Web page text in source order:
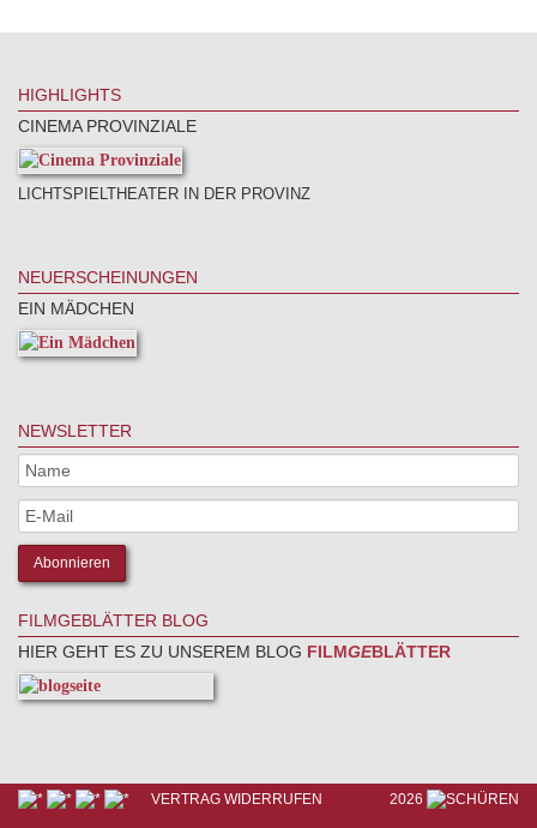
HIGHLIGHTS
CINEMA PROVINZIALE
LICHTSPIELTHEATER IN DER PROVINZ
NEUERSCHEINUNGEN
EIN MÄDCHEN
NEWSLETTER
FILMGEBLÄTTER BLOG
HIER GEHT ES ZU UNSEREM BLOG FILMGEBLÄTTER
VERTRAG WIDERRUFEN 2026